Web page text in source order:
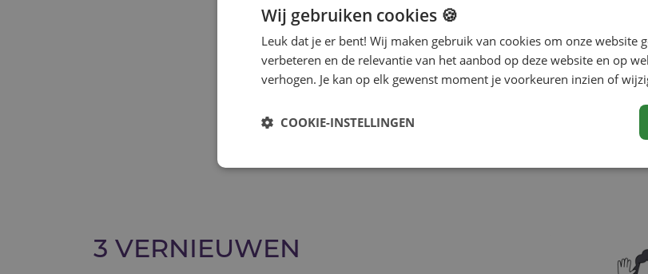
3 VERNIEUWEN
Wij gebruiken cookies 🍪
Leuk dat je er bent! Wij maken gebruik van cookies om onze website
verbeteren en de relevantie van het aanbod op deze website en op
verhogen. Je kan op elk gewenst moment je voorkeuren inzien of
COOKIE-INSTELLINGEN